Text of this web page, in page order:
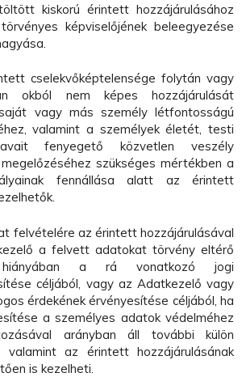
kiskorú érintett hozzájárulásához
képviselőjének beleegyezése
cselekvőképtelensége folytán vagy
okból nem képes hozzájárulását
vagy más személy létfontosságú
valamint a személyek életét, testi
fenyegető közvetlen veszély
szükséges mértékben a
fennállása alatt az érintett
felvételére az érintett hozzájárulásával
a felvett adatokat törvény eltérő
hiányában a rá vonatkozó jogi
céljából, vagy az Adatkezelő vagy
érdekének érvényesítése céljából, ha
a személyes adatok védelméhez
arányban áll további külön
valamint az érintett hozzájárulásának
is kezelheti.